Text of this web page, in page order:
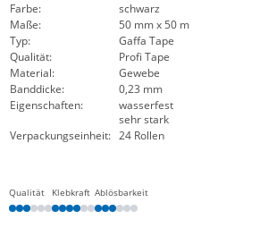
Farbe:
schwarz
Maße:
50 mm x 50 m
Typ:
Gaffa Tape
Qualität:
Profi Tape
Material:
Gewebe
Banddicke:
0,23 mm
Eigenschaften:
wasserfest
sehr stark
Verpackungseinheit: 24 Rollen
Qualität Klebkraft Ablösbarkeit